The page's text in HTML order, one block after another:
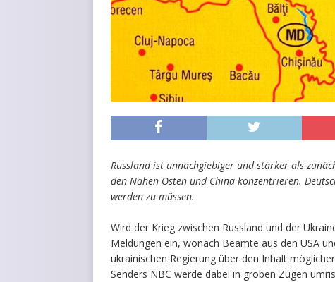
Russland ist unnachgiebiger und stärker als
den Nahen Osten und China konzentrieren.
werden zu müssen.
Wird der Krieg zwischen Russland und der
Meldungen ein, wonach Beamte aus den USA
ukrainischen Regierung über den Inhalt
Senders NBC werde dabei in groben Zügen